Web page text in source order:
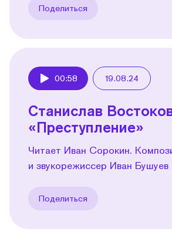
Поделиться
00:58 19.08.24
Станислав
«Преступление»
Читает Иван Сорокин.
и звукорежиссер Иван Бушуев
Поделиться